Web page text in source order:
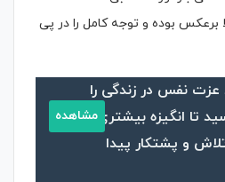
برعکس بوده و توجه کامل را در پی
عزت نفس در زندگی را
تا انگیزه بیشتری
و پشتکار پیدا
مشاهده